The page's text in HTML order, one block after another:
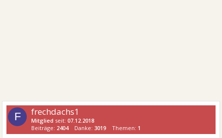
F frechdachs1
Mitglied seit:07.12.2018
Beiträge: 2404 Danke: 3019 Themen: 1